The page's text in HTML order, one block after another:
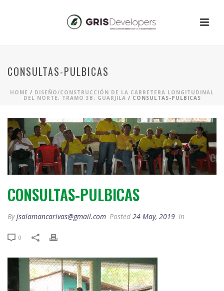
CONSULTAS-PULBICAS
HOME / DISEÑO/CONSTRUCCIÓN DE LA CARRETERA LONGITUDINAL
DEL NORTE, TRAMO 3B: GUARJILA / CONSULTAS-PULBICAS
CONSULTAS-PULBICAS
Byjsalamancarivas@gmail.com Posted 24 May, 2019 In
0